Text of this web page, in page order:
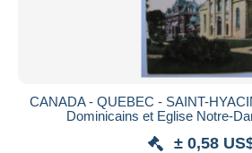
CANADA - QUEBEC - SAINT-
Dominicains et Eglise Notre-
± 0,58